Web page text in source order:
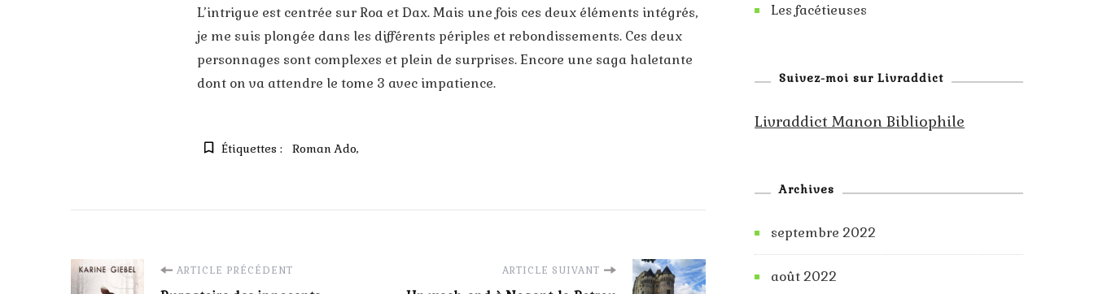
L’intrigue est centrée sur Roa et Dax. Mais une fois ces deux éléments intégrés,
je me suis plongée dans les différents périples et rebondissements. Ces deux
personnages sont complexes et plein de surprises. Encore une saga haletante
dont on va attendre le tome 3 avec impatience.
Étiquettes : Roman Ado
Navigation
ARTICLE PRÉCÉDENT ARTICLE SUIVANT
Les facétieuses
Suivez-moi sur Livraddict
Livraddict Manon Bibliophile
Archives
septembre 2022
août 2022